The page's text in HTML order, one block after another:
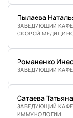
Пылаева
ЗАВЕДУЮЩИЙ
СКОРОЙ
Романенко
ЗАВЕДУЮЩИЙ
Сатаева
ЗАВЕДУЮЩИЙ
ИММУНОЛОГИИ